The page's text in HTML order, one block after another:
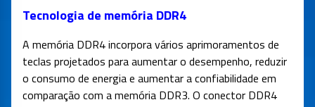
Tecnologia de memória DDR4
A memória DDR4 incorpora vários aprimoramentos de
teclas projetados para aumentar o desempenho, reduzir
o consumo de energia e aumentar a confiabilidade em
comparação com a memória DDR3. O conector DDR4